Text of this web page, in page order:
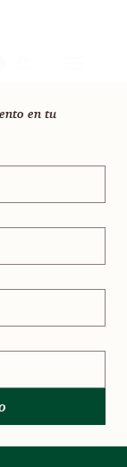
en tu